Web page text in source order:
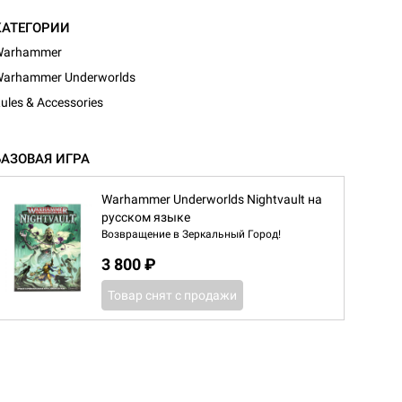
Underworlds
& Accessories
ИГРА
Warhammer Underworlds Nightvault на
русском языке
Возвращение в Зеркальный Город!
3 800 ₽
Товар снят с продажи